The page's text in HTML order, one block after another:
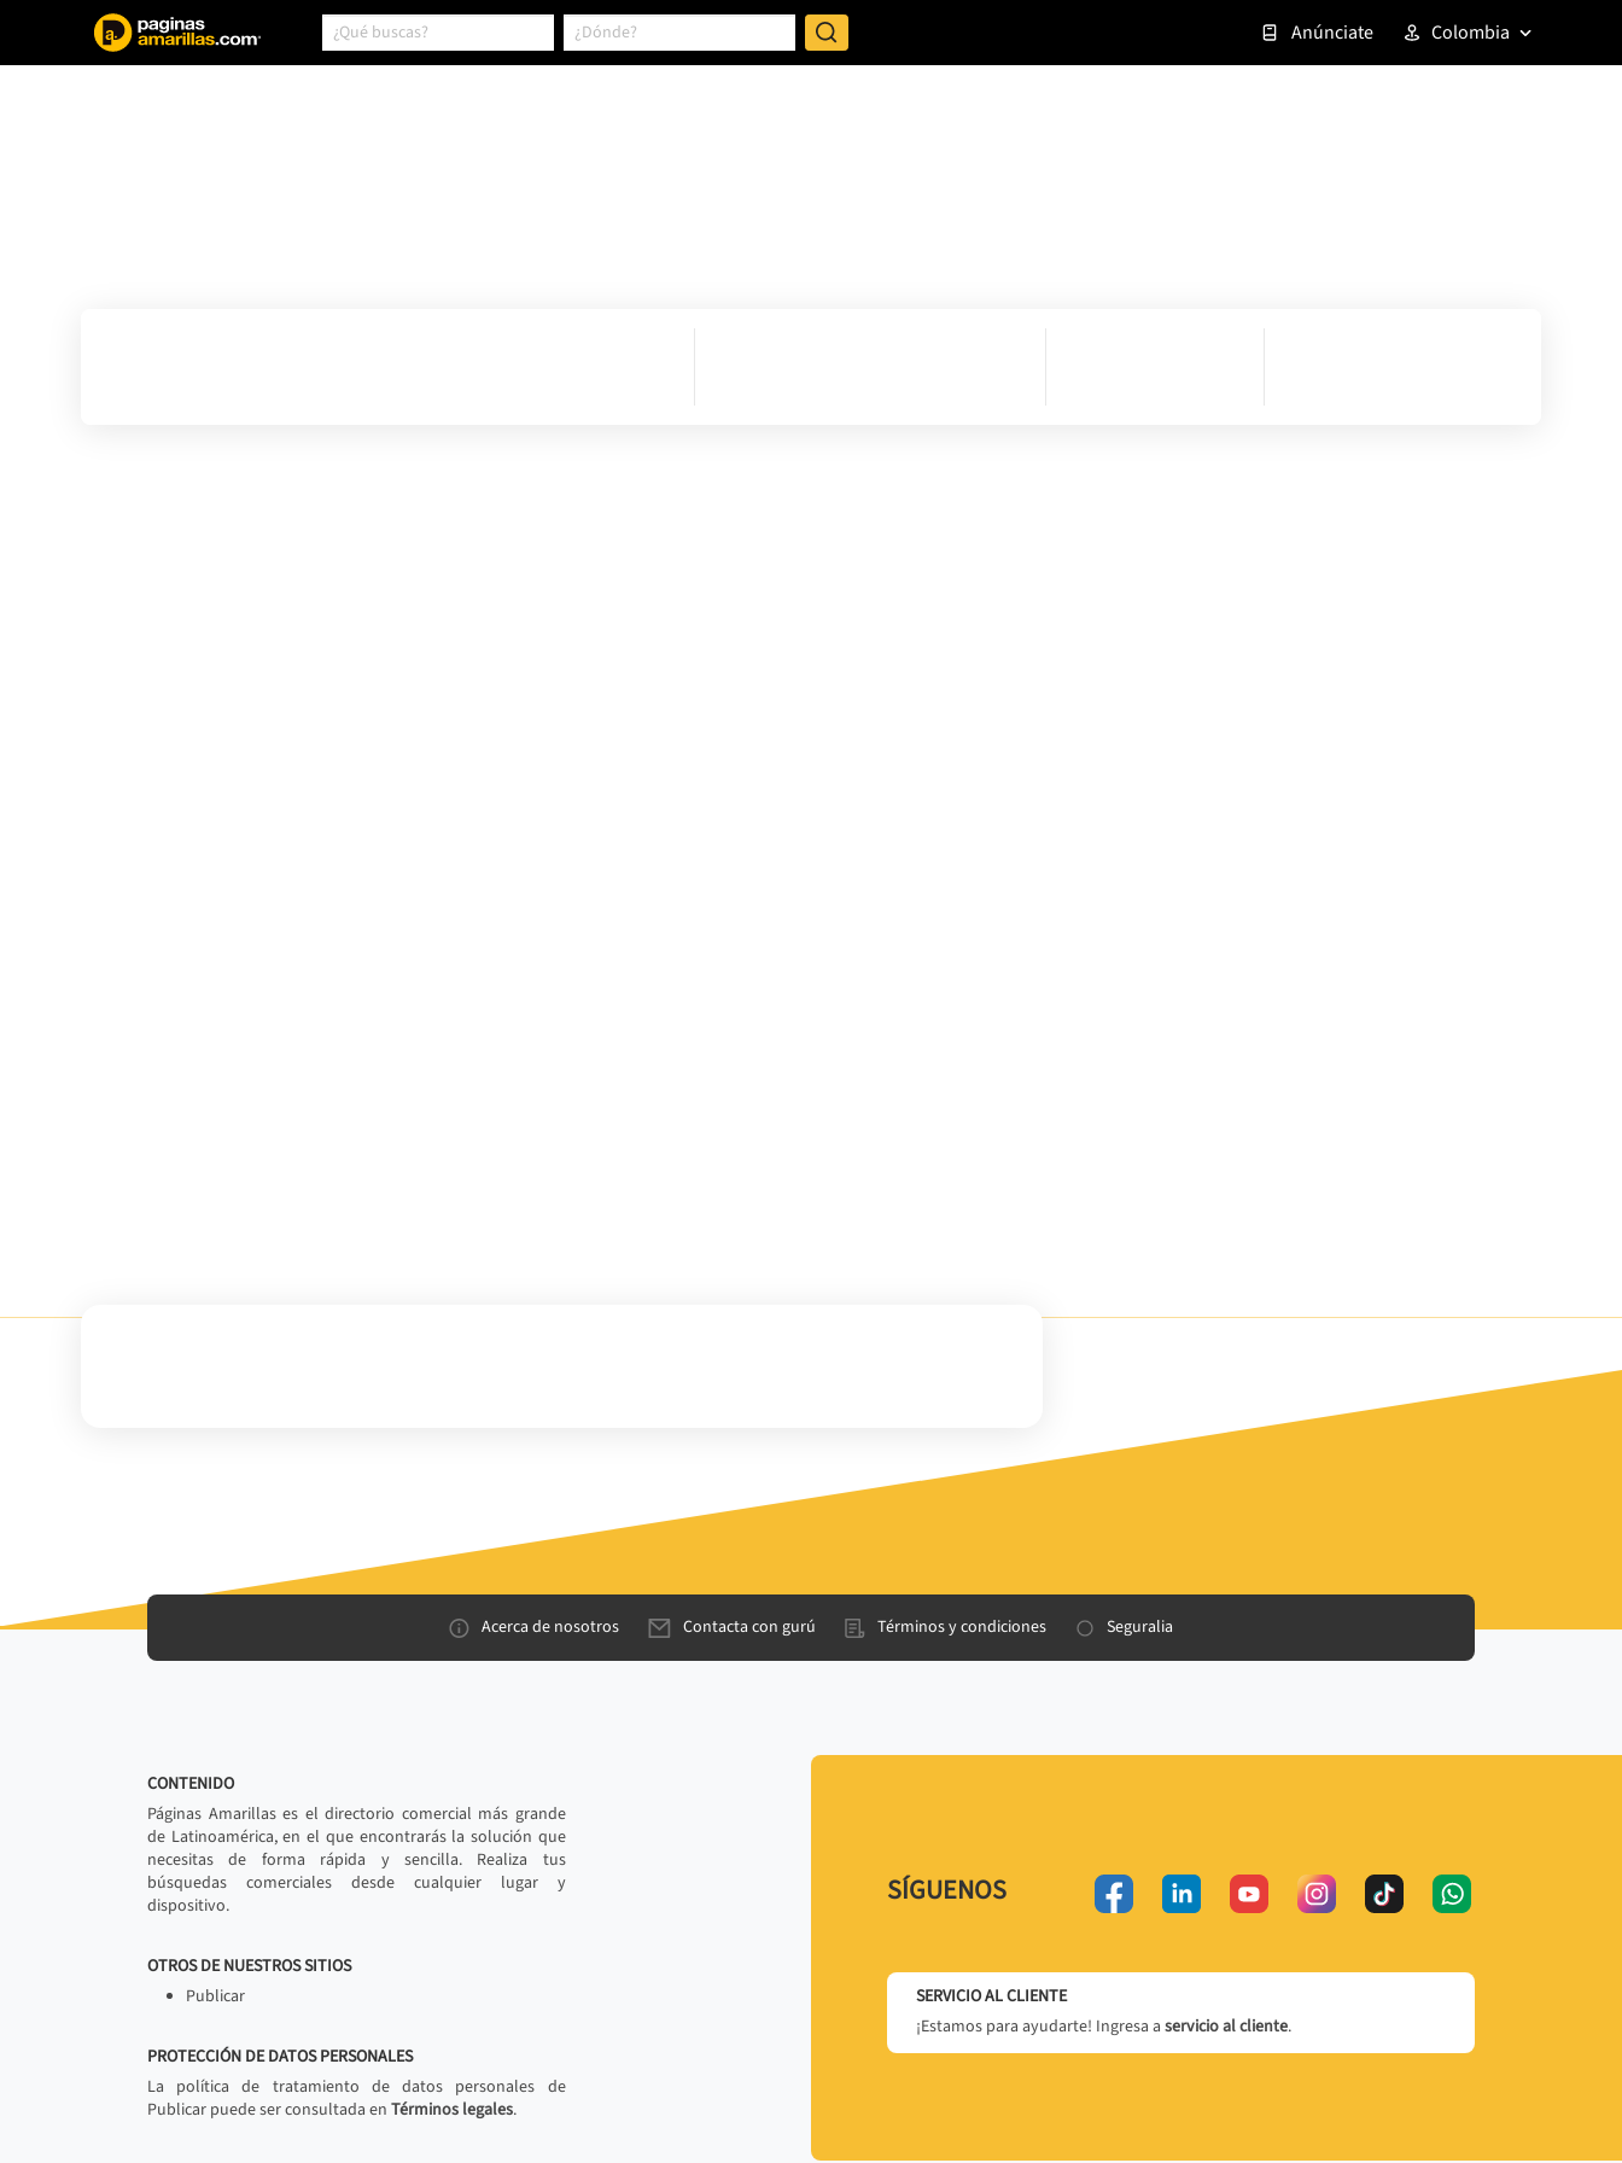
Anúnciate Colombia
Acerca de nosotros Contacta con gurú Términos y condiciones Seguralia
CONTENIDO
Páginas Amarillas es el directorio comercial más grande
de Latinoamérica, en el que encontrarás la solución que
necesitas de forma rápida y sencilla. Realiza tus
búsquedas comerciales desde cualquier lugar y
dispositivo.
OTROS DE NUESTROS SITIOS
Publicar
PROTECCIÓN DE DATOS PERSONALES
La política de tratamiento de datos personales de
Publicar puede ser consultada en Términos legales.
SÍGUENOS
SERVICIO AL CLIENTE
¡Estamos para ayudarte! Ingresa a servicio al cliente.